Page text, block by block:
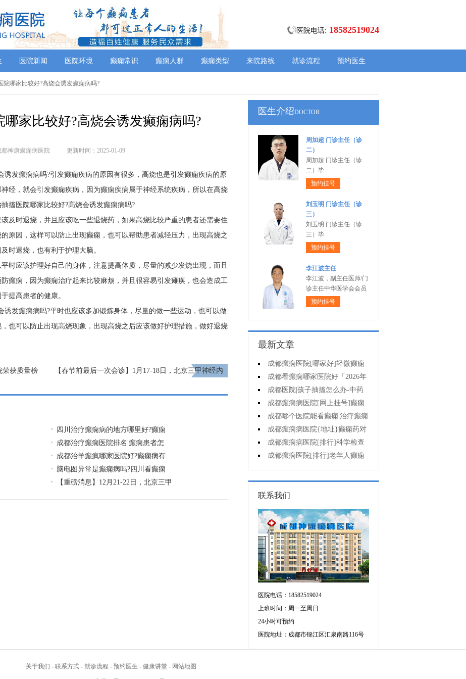
医院电话: 18582519024
医院新闻 医院环境 癫痫常识 癫痫人群 癫痫类型 来院路线 就诊流程 预约医生
哪家比较好?高烧会诱发癫痫病吗?
哪家比较好?高烧会诱发癫痫病吗?
神康癫痫病医院 更新时间：2025-01-09
诱发癫痫病吗?引发癫痫疾病的原因有很多，高烧也是引发癫痫疾病的原
经，就会引发癫痫疾病，因为癫痫疾病属于神经系统疾病，所以在高烧
搐医院哪家比较好?高烧会诱发癫痫病吗?
及时退烧，并且应该吃一些退烧药，如果高烧比较严重的患者还需要住
原因，这样可以防止出现癫痫，也可以帮助患者减轻压力，出现高烧之
时退烧，也有利于护理大脑。
时应该护理好自己的身体，注意提高体质，尽量的减少发烧出现，而且
癫痫，因为癫痫治疗起来比较麻烦，并且很容易引发瘫痪，也会造成工
提高患者的健康。
诱发癫痫病吗?平时也应该多加锻炼身体，尽量的做一些运动，也可以做
也可以防止出现高烧现象，出现高烧之后应该做好护理措施，做好退烧
荣获质量榜
【春节前最后一次会诊】1月17-18日，北京三甲神经内
四川治疗癫痫病的地方哪里好?癫痫
成都治疗癫痫医院排名|癫痫患者怎
成都治羊癫疯哪家医院好?癫痫病有
脑电图异常是癫痫病吗?四川看癫痫
【重磅消息】12月21-22日，北京三甲
医生介绍DOCTOR
周加超 门诊主任（诊
二）
周加超 门诊主任（诊
二）毕
预约挂号
刘玉明 门诊主任（诊
三）
刘玉明 门诊主任（诊
三）毕
预约挂号
李江波主任
李江波，副主任医师/门
诊主任中华医学会会员
预约挂号
最新文章
成都癫痫医院[哪家好]轻微癫痫
可以不治疗吗?
成都看癫痫哪家医院好「2026年
度公布」癫痫发作时要做什么?
成都医院|孩子抽搐怎么办-中药
能治疗癫痫吗?
成都癫痫病医院[网上挂号]癫痫
护理的要点是什么?
成都哪个医院能看癫痫|治疗癫痫
有哪些误区?
成都癫痫病医院{地址}癫痫药对
孩子有伤害吗?
成都癫痫病医院[排行]科学检查
癫痫的重要性?
成都癫痫医院[排行]老年人癫痫
发作时应该怎么办?
联系我们
医院电话：18582519024
上班时间：周一至周日
24小时可预约
医院地址：成都市锦江区汇泉南路116号
关于我们 - 联系方式 - 就诊流程 - 预约医生 - 健康讲堂 - 网站地图